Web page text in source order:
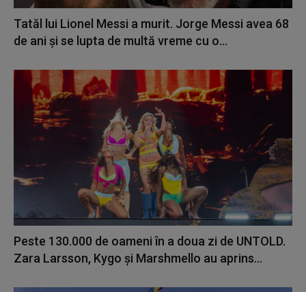
Tatăl lui Lionel Messi a murit. Jorge Messi avea 68
de ani și se lupta de multă vreme cu o...
Peste 130.000 de oameni în a doua zi de UNTOLD.
Zara Larsson, Kygo și Marshmello au aprins...